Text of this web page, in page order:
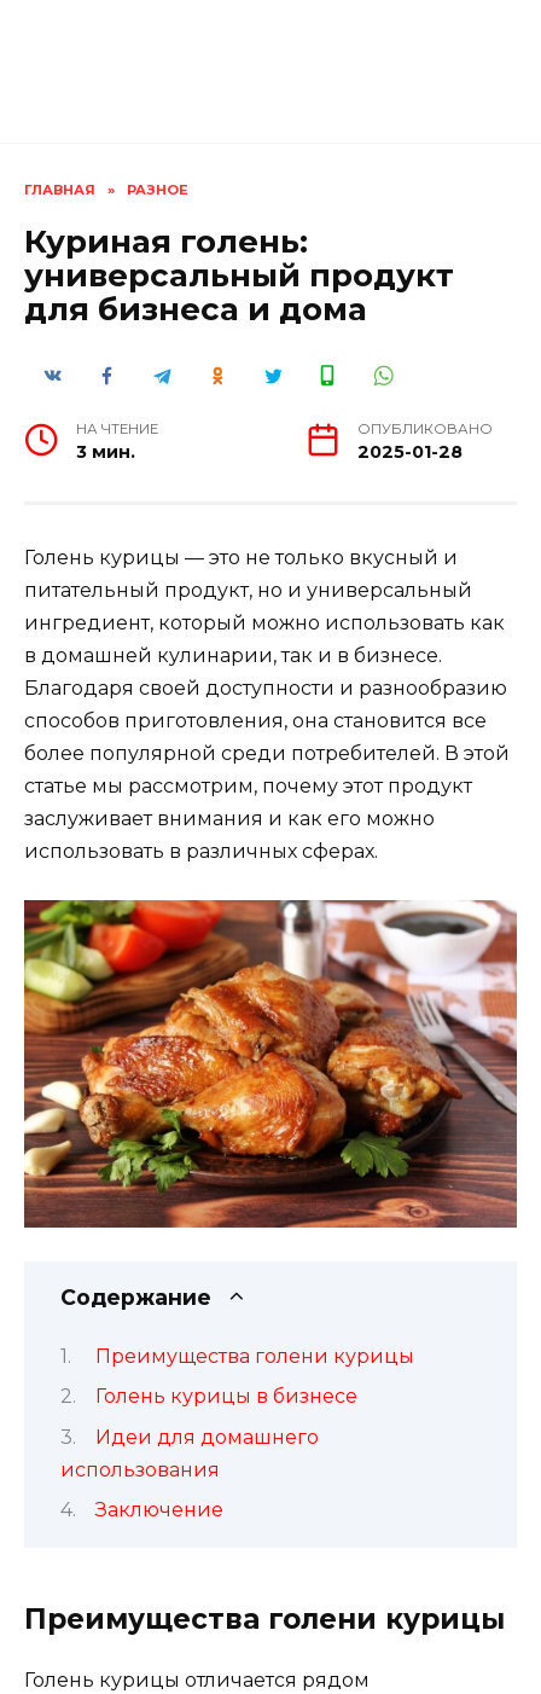
ГЛАВНАЯ » РАЗНОЕ
Куриная голень:
универсальный продукт
для бизнеса и дома
НА ЧТЕНИЕ
3 мин.
ОПУБЛИКОВАНО
2025-01-28
Голень курицы — это не только вкусный и
питательный продукт, но и универсальный
ингредиент, который можно использовать как
в домашней кулинарии, так и в бизнесе.
Благодаря своей доступности и разнообразию
способов приготовления, она становится все
более популярной среди потребителей. В этой
статье мы рассмотрим, почему этот продукт
заслуживает внимания и как его можно
использовать в различных сферах.
Содержание
Преимущества голени курицы
Голень курицы в бизнесе
Идеи для домашнего
использования
Заключение
Преимущества голени курицы
Голень курицы отличается рядом